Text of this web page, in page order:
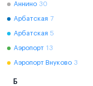
Аннино 30
Арбатская 7
Арбатская 5
Аэропорт 13
Аэропорт Внуково 3
Б